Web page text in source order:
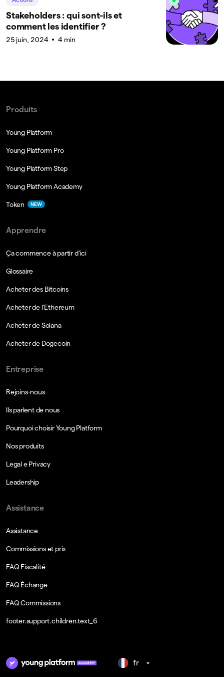
Stakeholders : qui sont-ils et
comment les identifier ?
25 juin, 2024 4 min
Produits
Young Platform
Young Platform Pro
Young Platform Step
Young Platform Academy
Token NEW
Apprendre
Ça commence à partir d'ici
Glossaire
Acheter des Bitcoins
Acheter de l'Ethereum
Acheter de Solana
Acheter de Dogecoin
Entreprise
Rejoins-nous
Ils parlent de nous
Pourquoi choisir Young Platform
Nos produits
Legal e Privacy
Leadership
Assistance
Assistance
Commissions et prix
FAQ Fiscalité
FAQ Échange
FAQ Commissions
footer.support.children.text_6
fr